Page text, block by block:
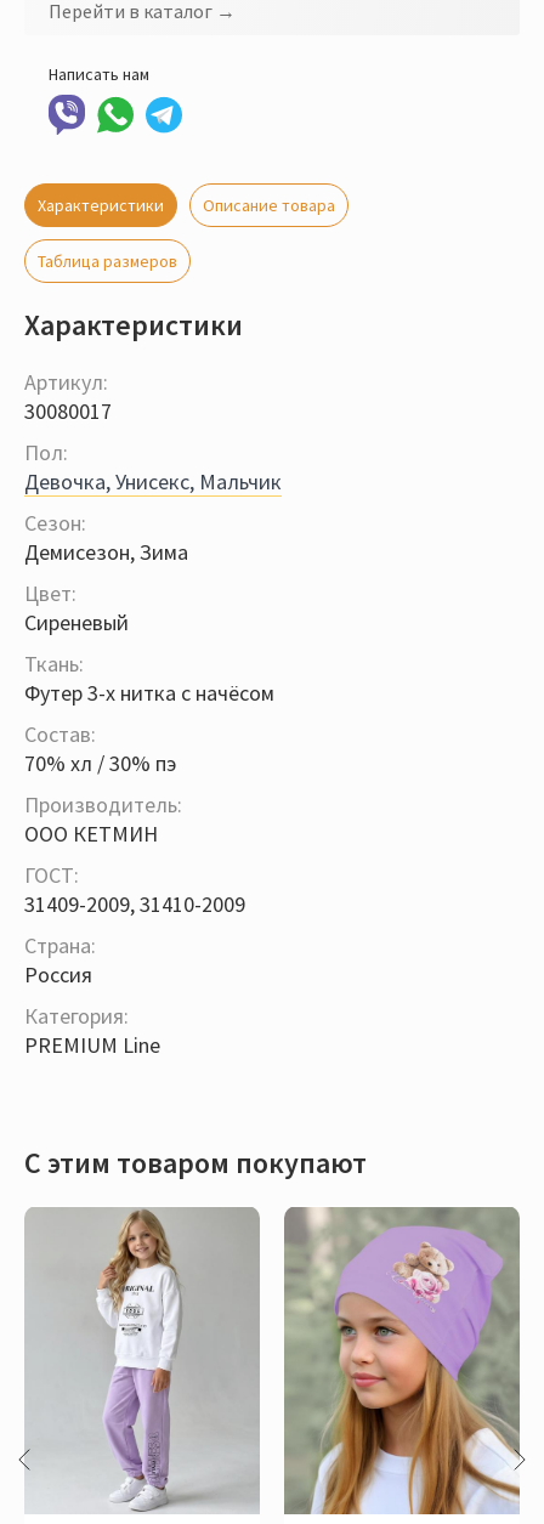
Перейти в каталог →
Написать нам
Характеристики Описание товара
Таблица размеров
Характеристики
Артикул:
30080017
Пол:
Девочка, Унисекс, Мальчик
Сезон:
Демисезон, Зима
Цвет:
Сиреневый
Ткань:
Футер 3-х нитка с начёсом
Состав:
70% хл / 30% пэ
Производитель:
ООО КЕТМИН
ГОСТ:
31409-2009, 31410-2009
Страна:
Россия
Категория:
PREMIUM Line
С этим товаром покупают